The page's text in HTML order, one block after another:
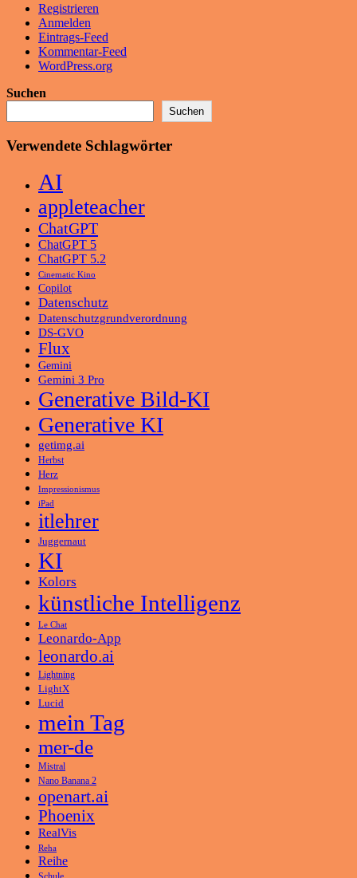
Registrieren
Anmelden
Eintrags-Feed
Kommentar-Feed
WordPress.org
Suchen
Suchen
Verwendete Schlagwörter
AI
appleteacher
ChatGPT
ChatGPT 5
ChatGPT 5.2
Cinematic Kino
Copilot
Datenschutz
Datenschutzgrundverordnung
DS-GVO
Flux
Gemini
Gemini 3 Pro
Generative Bild-KI
Generative KI
getimg.ai
Herbst
Herz
Impressionismus
iPad
itlehrer
Juggernaut
KI
Kolors
künstliche Intelligenz
Le Chat
Leonardo-App
leonardo.ai
Lightning
LightX
Lucid
mein Tag
mer-de
Mistral
Nano Banana 2
openart.ai
Phoenix
RealVis
Reha
Reihe